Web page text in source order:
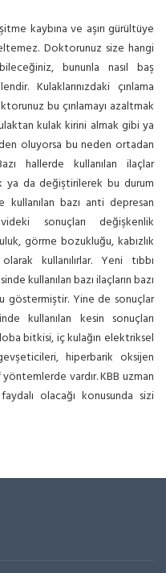
kaybına ve aşırı gürültüye
Doktorunuz size hangi
bununla nasıl baş
Kulaklarınızdaki çınlama
bu çınlamayı azaltmak
kulak kirini almak gibi ya
oluyorsa bu neden ortadan
hallerde kullanılan ilaçlar
ya da değiştirilerek bu durum
kullanılan bazı anti depresan
sonuçları değişkenlik
görme bozukluğu, kabızlık
kullanılırlar. Yeni tıbbı
kullanılan bazı ilaçların bazı
göstermiştir. Yine de sonuçlar
kullanılan kesin sonuçları
bitkisi, iç kulağın elektriksel
hiperbarik oksijen
vardır. KBB uzman
olacağı konusunda sizi